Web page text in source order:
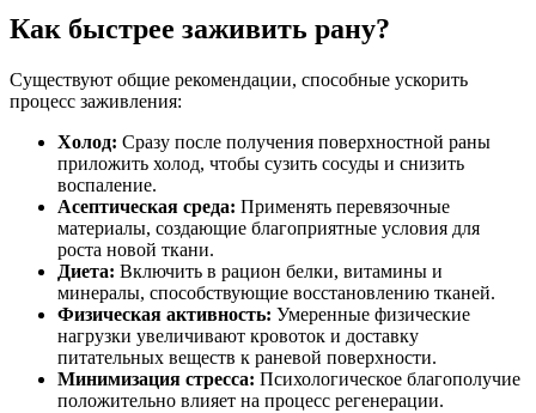
Как быстрее заживить рану?
Существуют общие рекомендации, способные ускорить
процесс заживления:
Холод: Сразу после получения поверхностной раны
приложить холод, чтобы сузить сосуды и снизить
воспаление.
Асептическая среда: Применять перевязочные
материалы, создающие благоприятные условия для
роста новой ткани.
Диета: Включить в рацион белки, витамины и
минералы, способствующие восстановлению тканей.
Физическая активность: Умеренные физические
нагрузки увеличивают кровоток и доставку
питательных веществ к раневой поверхности.
Минимизация стресса: Психологическое благополучие
положительно влияет на процесс регенерации.